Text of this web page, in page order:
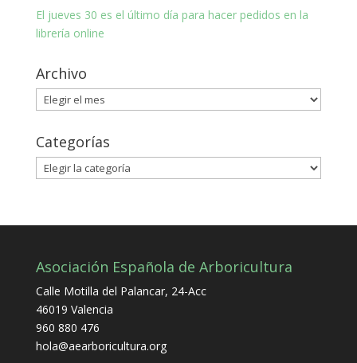
El jueves 30 es el último día para hacer pedidos en la
librería online
Archivo
Archivo
Categorías
Categorías
Asociación Española de Arboricultura
Calle Motilla del Palancar, 24-Acc
46019 Valencia
960 880 476
hola@aearboricultura.org